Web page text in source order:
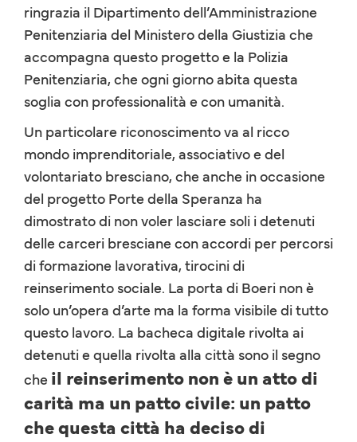
ringrazia il Dipartimento dell’Amministrazione
Penitenziaria del Ministero della Giustizia che
accompagna questo progetto e la Polizia
Penitenziaria, che ogni giorno abita questa
soglia con professionalità e con umanità.
Un particolare riconoscimento va al ricco
mondo imprenditoriale, associativo e del
volontariato bresciano, che anche in occasione
del progetto Porte della Speranza ha
dimostrato di non voler lasciare soli i detenuti
delle carceri bresciane con accordi per percorsi
di formazione lavorativa, tirocini di
reinserimento sociale. La porta di Boeri non è
solo un’opera d’arte ma la forma visibile di tutto
questo lavoro. La bacheca digitale rivolta ai
detenuti e quella rivolta alla città sono il segno
che il reinserimento non è un atto di
carità ma un patto civile: un patto
che questa città ha deciso di